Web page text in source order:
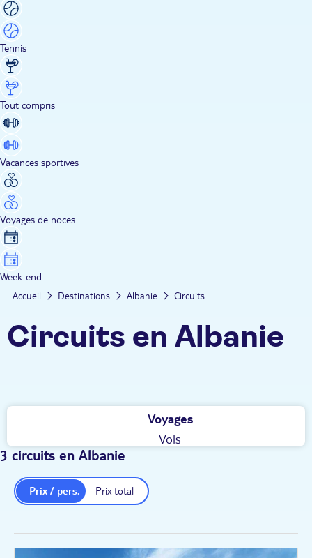
Tennis
Tout compris
Vacances sportives
Voyages de noces
Week-end
Accueil Destinations Albanie Circuits
Circuits en Albanie
Voyages
Vols
3 circuits en Albanie
Prix total
Prix / pers.